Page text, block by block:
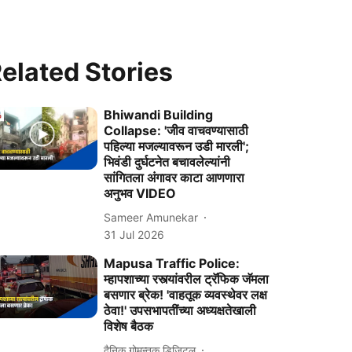
Stories
Bhiwandi Building
Collapse: 'जीव वाचवण्यासाठी
पहिल्या मजल्यावरून उडी मारली';
भिवंडी दुर्घटनेत बचावलेल्यांनी
सांगितला अंगावर काटा आणणारा
अनुभव VIDEO
Sameer Amunekar
31 Jul 2026
Mapusa Traffic Police:
म्हापशाच्या रस्त्यांवरील ट्रॅफिक जॅमला
बसणार ब्रेक! 'वाहतूक व्यवस्थेवर लक्ष
ठेवा!' उपसभापतींच्या अध्यक्षतेखाली
विशेष बैठक